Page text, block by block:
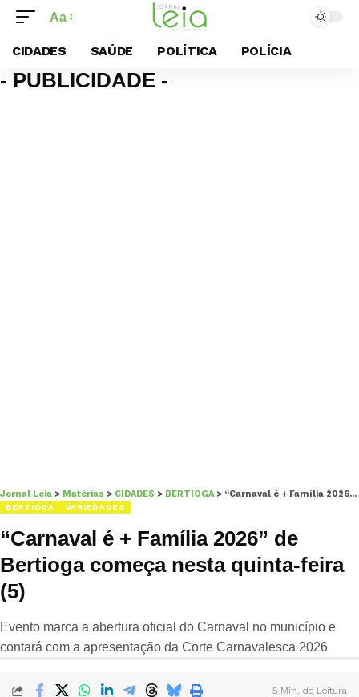
Aa
CIDADES SAÚDE POLÍTICA POLÍCIA
- PUBLICIDADE -
Jornal Leia > Matérias > CIDADES > BERTIOGA> “Carnaval é + Família 2026” de Bertioga começa nesta quinta-feira (5)
BERTIOGA VARIEDADES
“Carnaval é + Família 2026” de
Bertioga começa nesta quinta-feira
(5)
Evento marca a abertura oficial do Carnaval no município e
contará com a apresentação da Corte Carnavalesca 2026
5 Min. de Leitura